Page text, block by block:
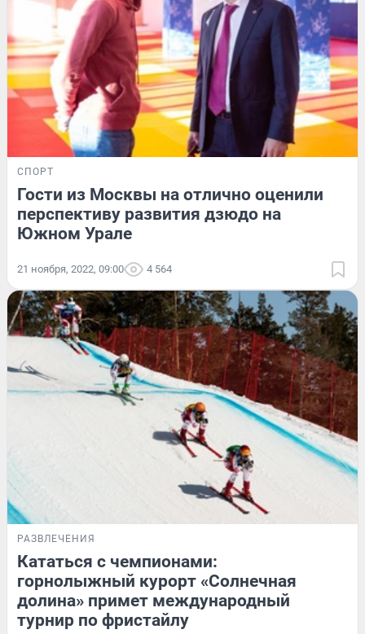
СПОРТ
Гости из Москвы на отлично оценили
перспективу развития дзюдо на
Южном Урале
21 ноября, 2022, 09:00 4 564
РАЗВЛЕЧЕНИЯ
Кататься с чемпионами:
горнолыжный курорт «Солнечная
долина» примет международный
турнир по фристайлу